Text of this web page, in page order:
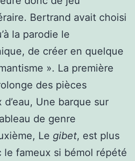
Bertrand avait choisi
la parodie le
de créer en quelque
». La première
des pièces
Une barque sur
de genre
Le gibet, est plus
le fameux si bémol répété